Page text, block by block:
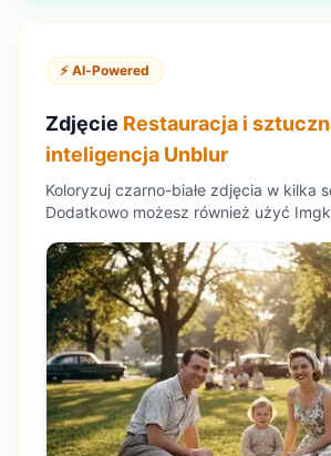
⚡ AI-Powered
Zdjęcie Restauracja i
inteligencja Unblur
Koloryzuj czarno-białe zdjęcia w kilka
Dodatkowo możesz również użyć
obrazów bez utraty jakości